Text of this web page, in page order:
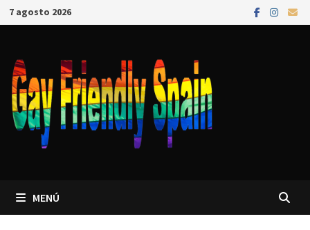
7 agosto 2026
MENÚ